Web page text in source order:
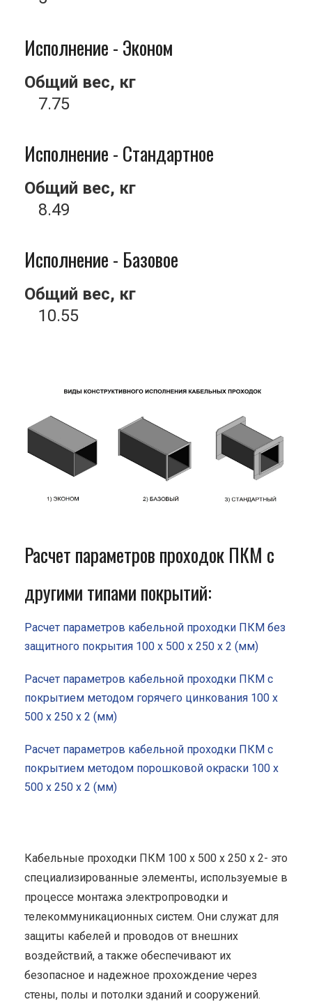
Исполнение - Эконом
Общий вес, кг
7.75
Исполнение - Стандартное
Общий вес, кг
8.49
Исполнение - Базовое
Общий вес, кг
10.55
Расчет параметров проходок ПКМ с
другими типами покрытий:
Расчет параметров кабельной проходки ПКМ без
защитного покрытия 100 x 500 x 250 x 2 (мм)
Расчет параметров кабельной проходки ПКМ с
покрытием методом горячего цинкования 100 x
500 x 250 x 2 (мм)
Расчет параметров кабельной проходки ПКМ с
покрытием методом порошковой окраски 100 x
500 x 250 x 2 (мм)
Кабельные проходки ПКМ 100 x 500 x 250 x 2- это
специализированные элементы, используемые в
процессе монтажа электропроводки и
телекоммуникационных систем. Они служат для
защиты кабелей и проводов от внешних
воздействий, а также обеспечивают их
безопасное и надежное прохождение через
стены, полы и потолки зданий и сооружений.